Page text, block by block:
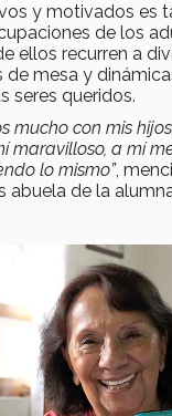
y motivados es
de los
ellos recurren a
mesa y
seres queridos.
mucho con mis
maravilloso, a mí
lo mismo”,
abuela de la